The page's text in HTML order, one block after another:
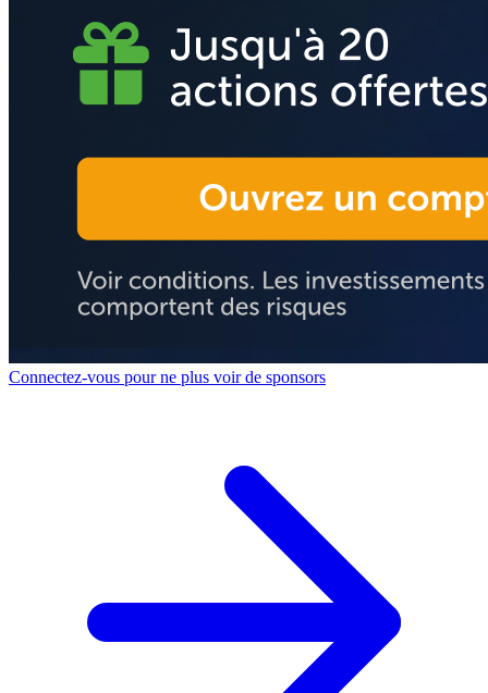
Connectez-vous pour ne plus voir de sponsors